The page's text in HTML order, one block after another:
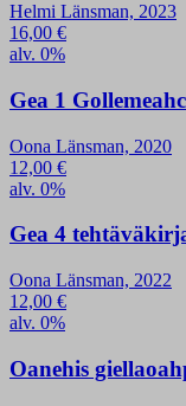
Helmi Länsman, 2023
16,00 €
alv. 0%
Gea 1
Oona Länsman, 2020
12,00 €
alv. 0%
Gea 4
Oona Länsman, 2022
12,00 €
alv. 0%
Oanehis